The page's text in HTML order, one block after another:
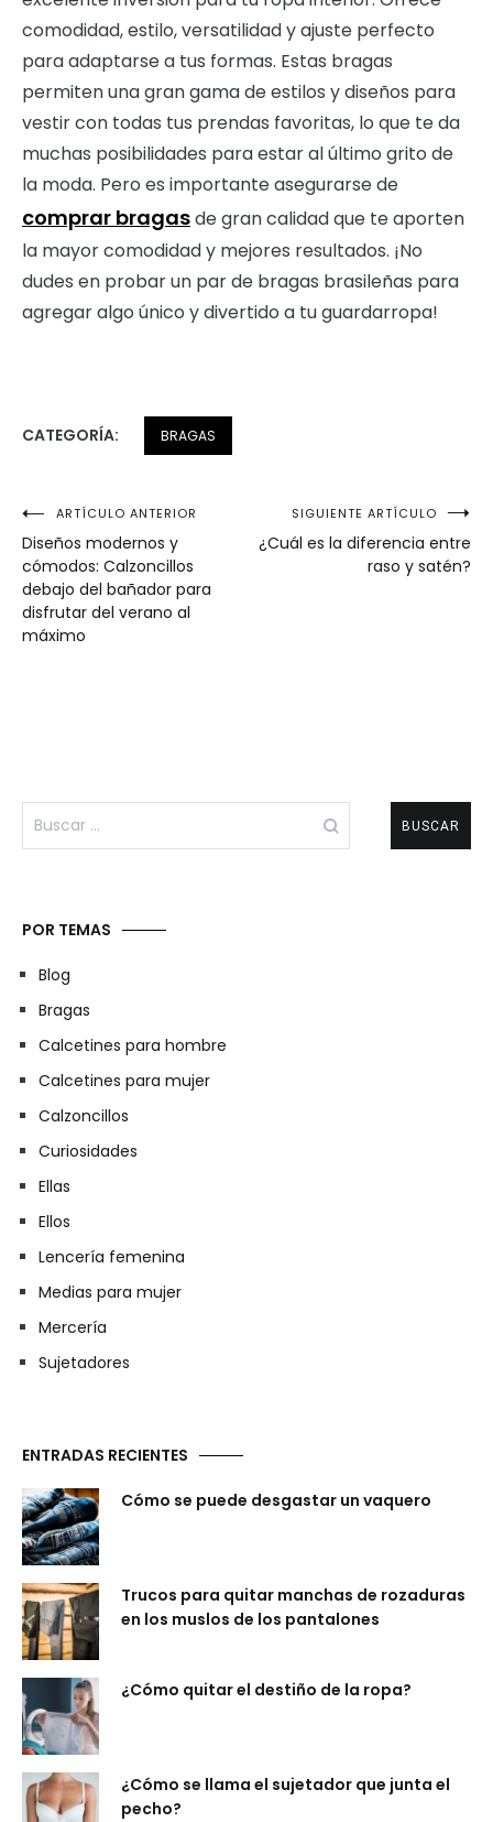
comodidad, estilo, versatilidad y ajuste perfecto
para adaptarse a tus formas. Estas bragas
permiten una gran gama de estilos y diseños para
vestir con todas tus prendas favoritas, lo que te da
muchas posibilidades para estar al último grito de
la moda. Pero es importante asegurarse de
comprar bragasde gran calidad que te aporten
la mayor comodidad y mejores resultados. ¡No
dudes en probar un par de bragas brasileñas para
agregar algo único y divertido a tu guardarropa!
CATEGORÍA: BRAGAS
Navegación
de
entradas
ARTÍCULO ANTERIOR
Diseños modernos y
cómodos: Calzoncillos
debajo del bañador para
disfrutar del verano al
máximo
SIGUIENTE ARTÍCULO
¿Cuál es la diferencia entre
raso y satén?
Buscar:
POR TEMAS
Blog
Bragas
Calcetines para hombre
Calcetines para mujer
Calzoncillos
Curiosidades
Ellas
Ellos
Lencería femenina
Medias para mujer
Mercería
Sujetadores
ENTRADAS RECIENTES
Cómo se puede desgastar un vaquero
Trucos para quitar manchas de rozaduras
en los muslos de los pantalones
¿Cómo quitar el destiño de la ropa?
¿Cómo se llama el sujetador que junta el
pecho?